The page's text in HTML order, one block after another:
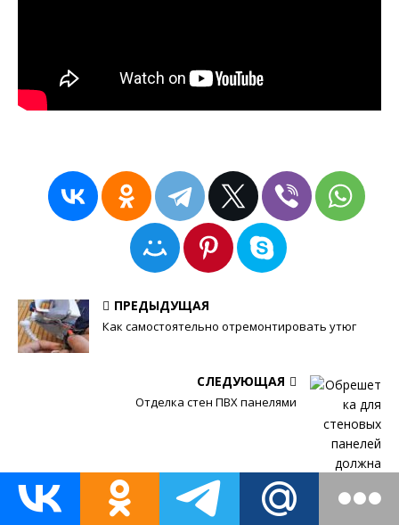
ПРЕДЫДУЩАЯ
Как самостоятельно отремонтировать утюг
СЛЕДУЮЩАЯ
Отделка стен ПВХ панелями